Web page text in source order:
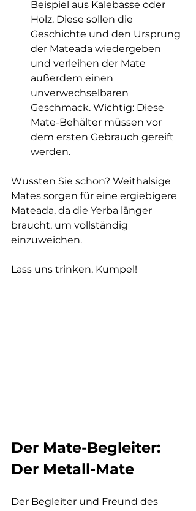
Beispiel aus Kalebasse oder
Holz. Diese sollen die
Geschichte und den Ursprung
der Mateada wiedergeben
und verleihen der Mate
außerdem einen
unverwechselbaren
Geschmack. Wichtig: Diese
Mate-Behälter müssen vor
dem ersten Gebrauch gereift
werden.
Wussten Sie schon? Weithalsige
Mates sorgen für eine ergiebigere
Mateada, da die Yerba länger
braucht, um vollständig
einzuweichen.
Lass uns trinken, Kumpel!
Der Mate-Begleiter:
Der Metall-Mate
Der Begleiter und Freund des